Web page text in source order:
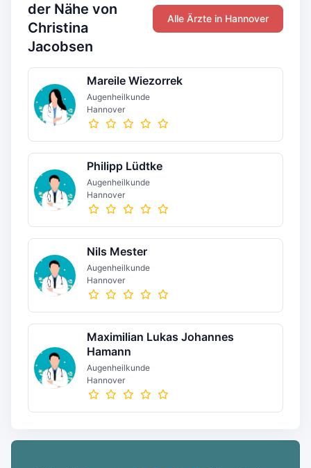
der Nähe von
Christina
Jacobsen
Alle Ärzte in Hannover
Mareile Wiezorrek
Augenheilkunde
Hannover
Philipp Lüdtke
Augenheilkunde
Hannover
Nils Mester
Augenheilkunde
Hannover
Maximilian Lukas Johannes
Hamann
Augenheilkunde
Hannover